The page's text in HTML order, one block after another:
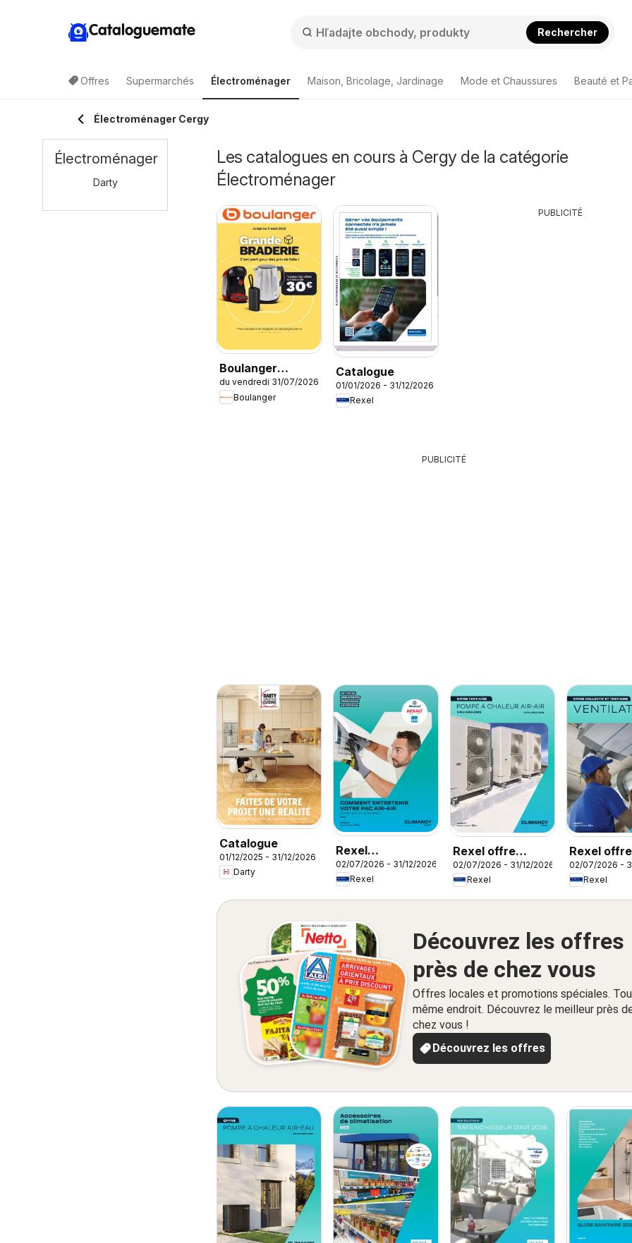
Cataloguemate Rechercher
Offres Supermarchés Électroménager Maison, Bricolage, Jardinage Mode et Chaussures Beauté et
Électroménager Cergy
Les catalogues en cours à Cergy de la catégorie
Électroménager
Boulanger
Catalogue des
produits
du vendredi 31/07/2026
Boulanger
Catalogue
01/01/2026 - 31/12/2026
Rexel
PUBLICITÉ
PUBLICITÉ
Catalogue
01/12/2025 - 31/12/2026
Darty
Rexel
Climatisation
réversible
02/07/2026 - 31/12/2026
Rexel
Rexel offre
tertiaire
02/07/2026 - 31/12/2026
Rexel
Rexel offre
ventilation
02/07/2026 -
Rexel
Découvrez les offres
près de chez vous
Offres locales et promotions spéciales.
même endroit. Découvrez le meilleur près
chez vous !
Découvrez les offres
Électroménager
Darty